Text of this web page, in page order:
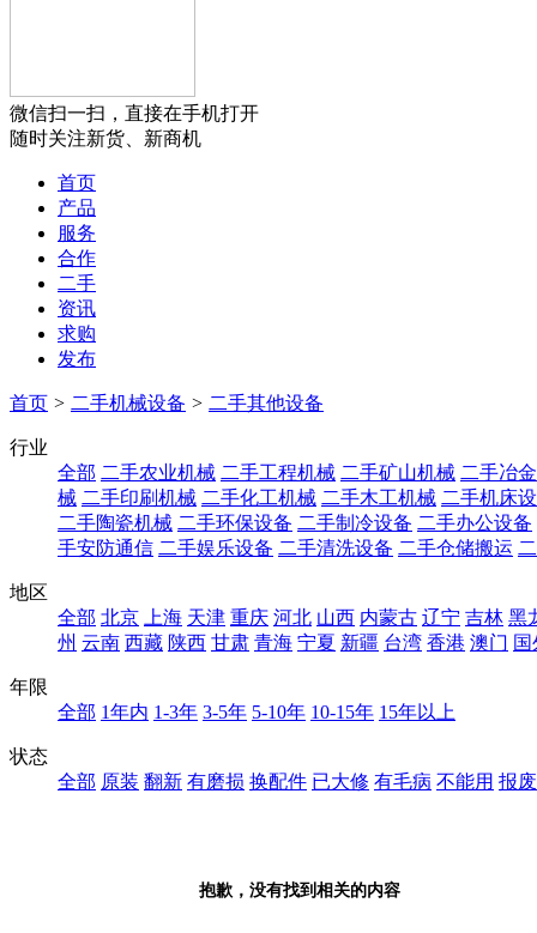
微信扫一扫，直接在手机打开
随时关注新货、新商机
首页
产品
服务
合作
二手
资讯
求购
发布
首页 > 二手机械设备 > 二手其他设备
行业
全部 二手农业机械 二手工程机械 二手矿山机械 二手冶
械 二手印刷机械 二手化工机械 二手木工机械 二手机床
二手陶瓷机械 二手环保设备 二手制冷设备 二手办公设备
手安防通信 二手娱乐设备 二手清洗设备 二手仓储搬运
地区
全部 北京 上海 天津 重庆 河北 山西 内蒙古 辽宁 吉林 黑
州 云南 西藏 陕西 甘肃 青海 宁夏 新疆 台湾 香港 澳门 国
年限
全部 1年内 1-3年 3-5年 5-10年 10-15年 15年以上
状态
全部 原装 翻新 有磨损 换配件 已大修 有毛病 不能用 报
抱歉，没有找到相关的内容